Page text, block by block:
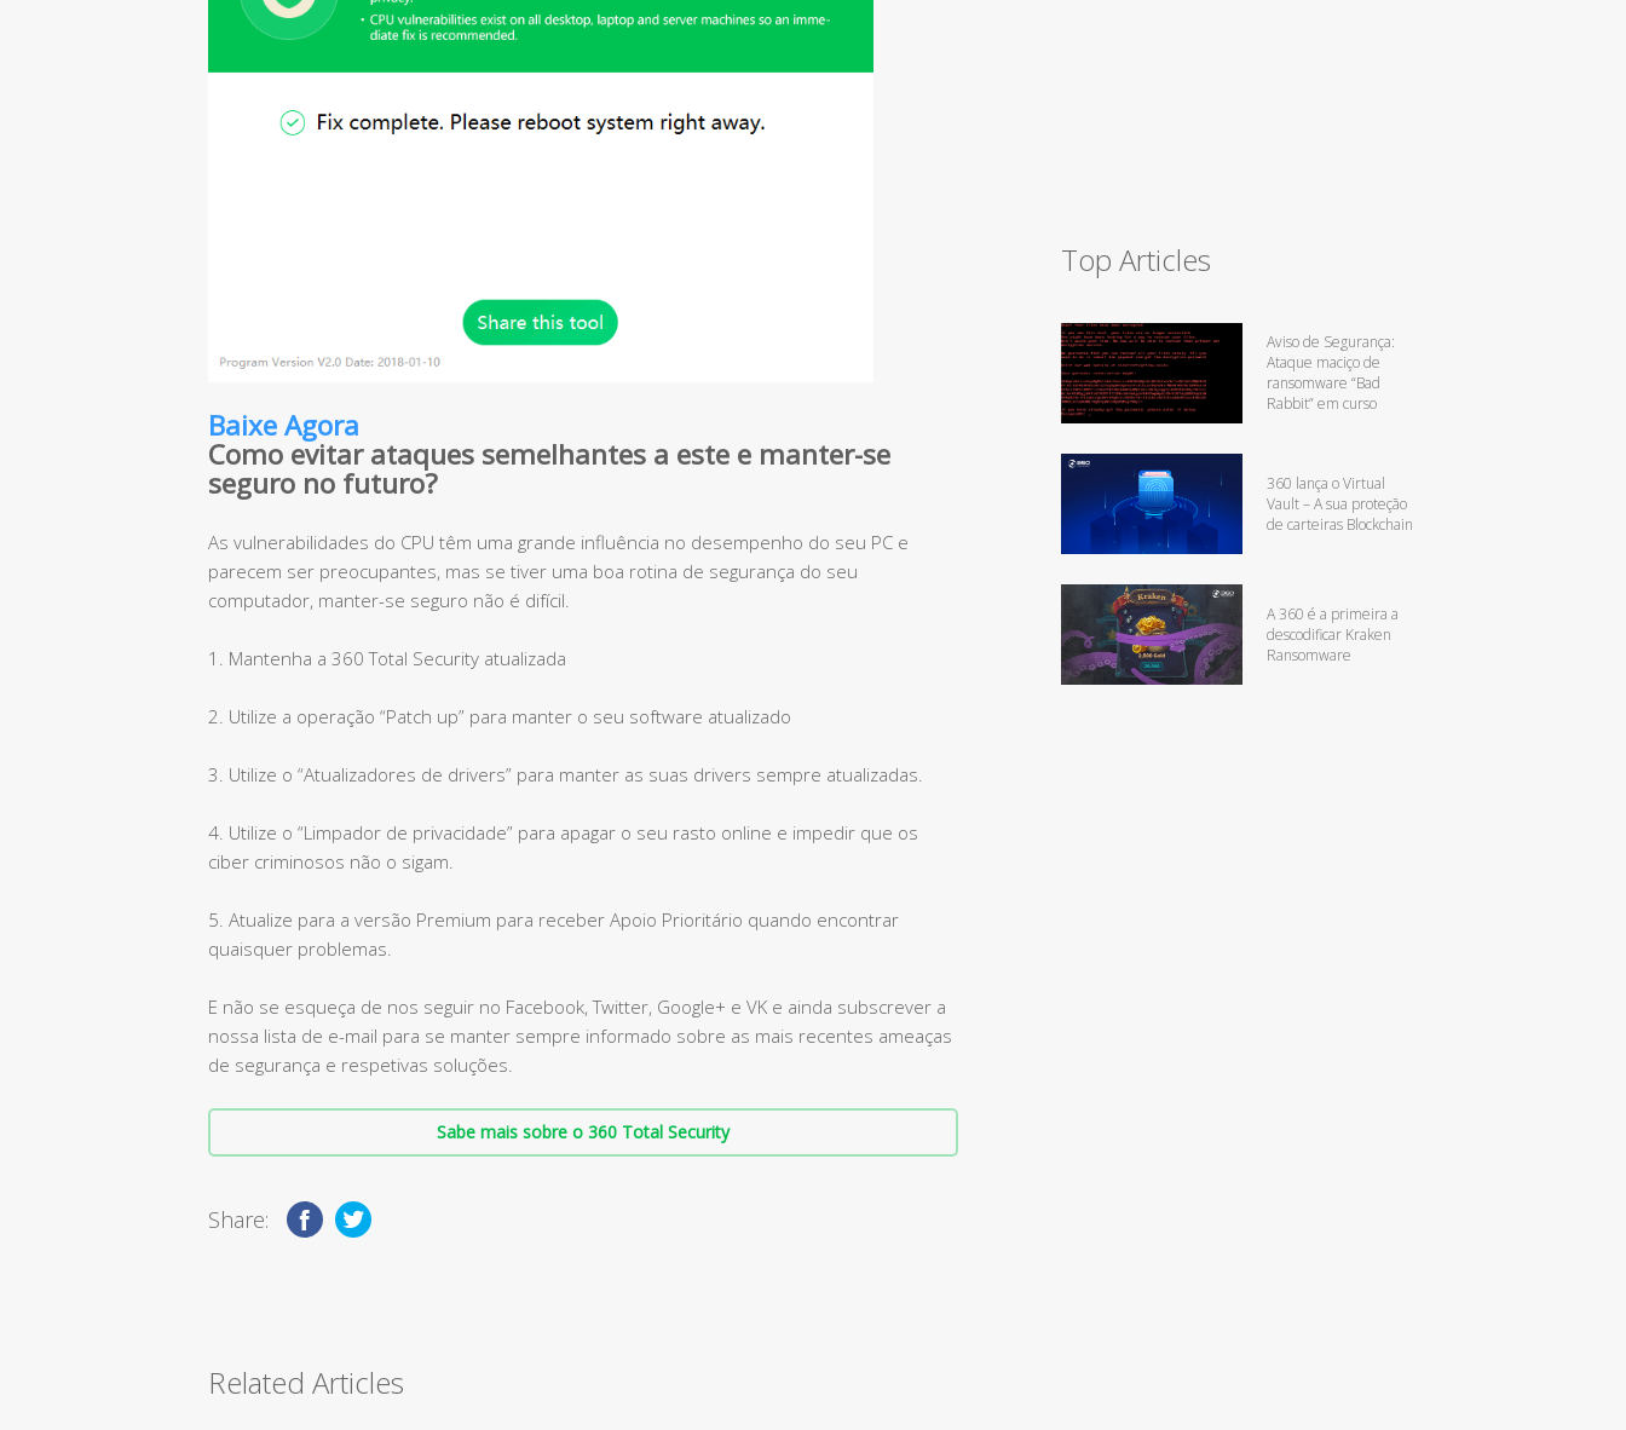
Baixe Agora
Como evitar ataques semelhantes a este e manter-se
seguro no futuro?
As vulnerabilidades do CPU têm uma grande influência no desempenho do seu PC e
parecem ser preocupantes, mas se tiver uma boa rotina de segurança do seu
computador, manter-se seguro não é difícil.
1. Mantenha a 360 Total Security atualizada
2. Utilize a operação “Patch up” para manter o seu software atualizado
3. Utilize o “Atualizadores de drivers” para manter as suas drivers sempre atualizadas.
4. Utilize o “Limpador de privacidade” para apagar o seu rasto online e impedir que os
ciber criminosos não o sigam.
5. Atualize para a versão Premium para receber Apoio Prioritário quando encontrar
quaisquer problemas.
E não se esqueça de nos seguir no Facebook, Twitter, Google+ e VK e ainda subscrever a
nossa lista de e-mail para se manter sempre informado sobre as mais recentes ameaças
de segurança e respetivas soluções.
Sabe mais sobre o 360 Total Security
Share:
Related Articles
Top Articles
Aviso de Segurança:
Ataque maciço de
ransomware “Bad
Rabbit” em curso
360 lança o Virtual
Vault – A sua proteção
de carteiras Blockchain
A 360 é a primeira a
descodificar Kraken
Ransomware